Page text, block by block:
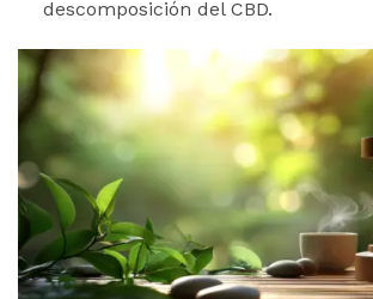
descomposición del CBD.